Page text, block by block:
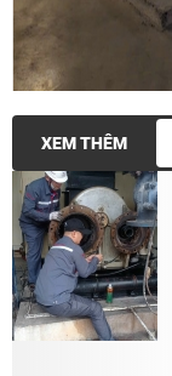
XEM THÊM